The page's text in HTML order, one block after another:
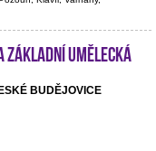
základní umělecká
BUDĚJOVICE